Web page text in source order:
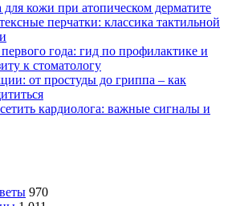
кожи при атопическом дерматите
перчатки: классика тактильной
года: гид по профилактике и
к стоматологу
от простуды до гриппа – как
кардиолога: важные сигналы и
970